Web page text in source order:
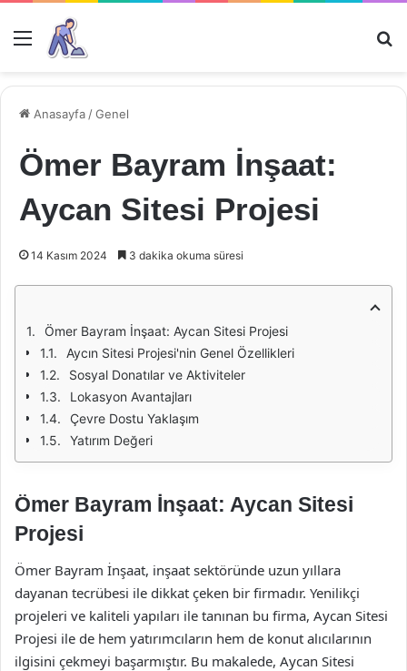
Menü
Anasayfa /Genel
Ömer Bayram İnşaat:
Aycan Sitesi Projesi
14 Kasım 2024 3 dakika okuma süresi
Ömer Bayram İnşaat: Aycan Sitesi Projesi
Aycın Sitesi Projesi'nin Genel Özellikleri
Sosyal Donatılar ve Aktiviteler
Lokasyon Avantajları
Çevre Dostu Yaklaşım
Yatırım Değeri
Ömer Bayram İnşaat: Aycan Sitesi
Projesi
Ömer Bayram İnşaat, inşaat sektöründe uzun yıllara
dayanan tecrübesi ile dikkat çeken bir firmadır. Yenilikçi
projeleri ve kaliteli yapıları ile tanınan bu firma, Aycan Sitesi
Projesi ile de hem yatırımcıların hem de konut alıcılarının
ilgisini çekmeyi başarmıştır. Bu makalede, Aycan Sitesi